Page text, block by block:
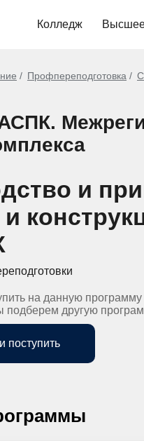
Колледж
Профпереподготовка
и
на данную
подберем другую
поступить